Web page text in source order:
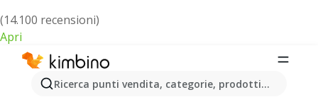
(14.100 recensioni)
Apri
Ricerca punti vendita, categorie, prodotti...
Castelleone - Volantini più recenti